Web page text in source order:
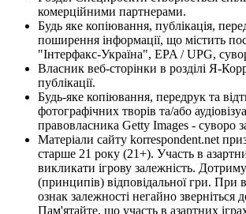
комерційними партнерами.
Будь яке копіювання, публікація,
поширення інформації, що містить
"Інтерфакс-Україна", EPA / UPG,
Власник веб-сторінки в розділі Я-
публікації.
Будь-яке копіювання, передрук та
фотографічних творів та/або
правовласника Getty Images - суворо
Матеріали сайту korrespondent.net
старше 21 року (21+). Участь в
викликати ігрову залежність.
(принципів) відповідальної гри. При
ознак залежності негайно зверніться
Пам'ятайте, що участь в азартних